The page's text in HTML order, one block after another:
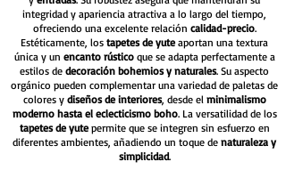
integridad y apariencia atractiva a lo largo del tiempo,
ofreciendo una excelente relación calidad-precio.
Estéticamente, los tapetes de yuteaportan una textura
única y un encanto rústicoque se adapta perfectamente a
estilos de decoración bohemios y naturales. Su aspecto
orgánico pueden complementar una variedad de paletas de
colores y diseños de interiores, desde el minimalismo
moderno hasta el eclecticismo boho. La versatilidad de los
tapetes de yutepermite que se integren sin esfuerzo en
diferentes ambientes, añadiendo un toque de naturaleza y
simplicidad.